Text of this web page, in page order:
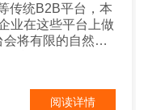
传统B2B平台，本
将有限的自然流
分配给成百上千
自己的企业店铺或
阅读详情